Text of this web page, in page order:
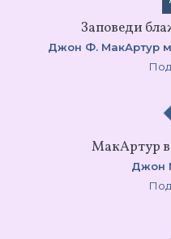
Заповеди
Джон Ф. МакАртур
МакАртур в
Джон